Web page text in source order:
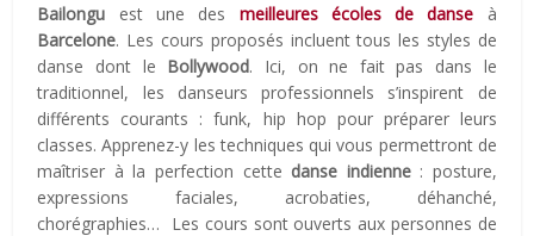
Bailongu est une des meilleures écoles de danse à
Barcelone. Les cours proposés incluent tous les styles de
danse dont le Bollywood. Ici, on ne fait pas dans le
traditionnel, les danseurs professionnels s’inspirent de
différents courants : funk, hip hop pour préparer leurs
classes. Apprenez-y les techniques qui vous permettront de
maîtriser à la perfection cette danse indienne: posture,
expressions faciales, acrobaties, déhanché,
chorégraphies… Les cours sont ouverts aux personnes de